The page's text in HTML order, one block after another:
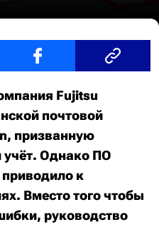
Fujitsu
почтовой
призванную
учёт. Однако ПО
приводило к
Вместо того чтобы
руководство